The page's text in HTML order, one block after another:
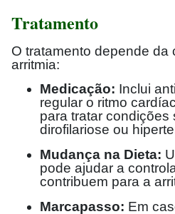
Tratamento
O tratamento depende da
arritmia:
Medicação: Inclui
regular o ritmo
para tratar condições
dirofilariose ou
Mudança na Dieta:
pode ajudar a
contribuem para a
Marcapasso: Em